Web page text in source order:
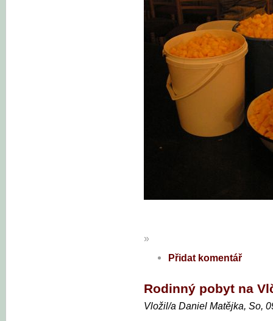
»
Přidat komentář
Rodinný pobyt na
Vložil/a Daniel Matějka, So,